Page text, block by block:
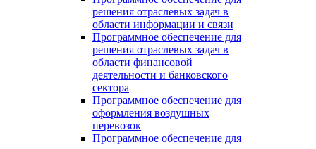
решения отраслевых задач в
области информации и связи
Программное обеспечение для
решения отраслевых задач в
области финансовой
деятельности и банковского
сектора
Программное обеспечение для
оформления воздушных
перевозок
Программное обеспечение для